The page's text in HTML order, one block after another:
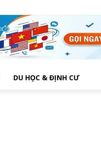
DU HỌC & ĐỊNH CƯ